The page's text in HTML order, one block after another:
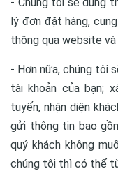
lý đơn đặt hàng,
thông qua website
- Hơn nữa, chúng tôi
tài khoản của bạn;
tuyến, nhận diện
gửi thông tin bao
quý khách không
chúng tôi thì có thể